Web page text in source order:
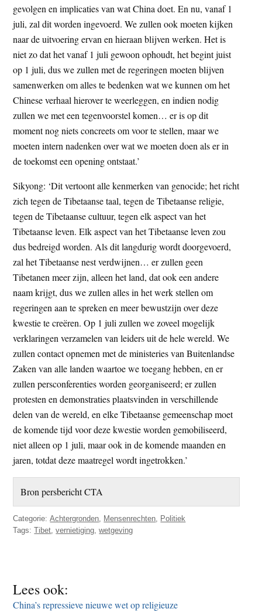
gevolgen en implicaties van wat China doet. En nu, vanaf 1
juli, zal dit worden ingevoerd. We zullen ook moeten kijken
naar de uitvoering ervan en hieraan blijven werken. Het is
niet zo dat het vanaf 1 juli gewoon ophoudt, het begint juist
op 1 juli, dus we zullen met de regeringen moeten blijven
samenwerken om alles te bedenken wat we kunnen om het
Chinese verhaal hierover te weerleggen, en indien nodig
zullen we met een tegenvoorstel komen… er is op dit
moment nog niets concreets om voor te stellen, maar we
moeten intern nadenken over wat we moeten doen als er in
de toekomst een opening ontstaat.’
Sikyong: ‘Dit vertoont alle kenmerken van genocide; het richt
zich tegen de Tibetaanse taal, tegen de Tibetaanse religie,
tegen de Tibetaanse cultuur, tegen elk aspect van het
Tibetaanse leven. Elk aspect van het Tibetaanse leven zou
dus bedreigd worden. Als dit langdurig wordt doorgevoerd,
zal het Tibetaanse nest verdwijnen… er zullen geen
Tibetanen meer zijn, alleen het land, dat ook een andere
naam krijgt, dus we zullen alles in het werk stellen om
regeringen aan te spreken en meer bewustzijn over deze
kwestie te creëren. Op 1 juli zullen we zoveel mogelijk
verklaringen verzamelen van leiders uit de hele wereld. We
zullen contact opnemen met de ministeries van Buitenlandse
Zaken van alle landen waartoe we toegang hebben, en er
zullen persconferenties worden georganiseerd; er zullen
protesten en demonstraties plaatsvinden in verschillende
delen van de wereld, en elke Tibetaanse gemeenschap moet
de komende tijd voor deze kwestie worden gemobiliseerd,
niet alleen op 1 juli, maar ook in de komende maanden en
jaren, totdat deze maatregel wordt ingetrokken.’
Bron persbericht CTA
Categorie:Achtergronden, Mensenrechten, Politiek
Tags:Tibet,vernietiging,wetgeving
Lees ook:
China’s repressieve nieuwe wet op religieuze